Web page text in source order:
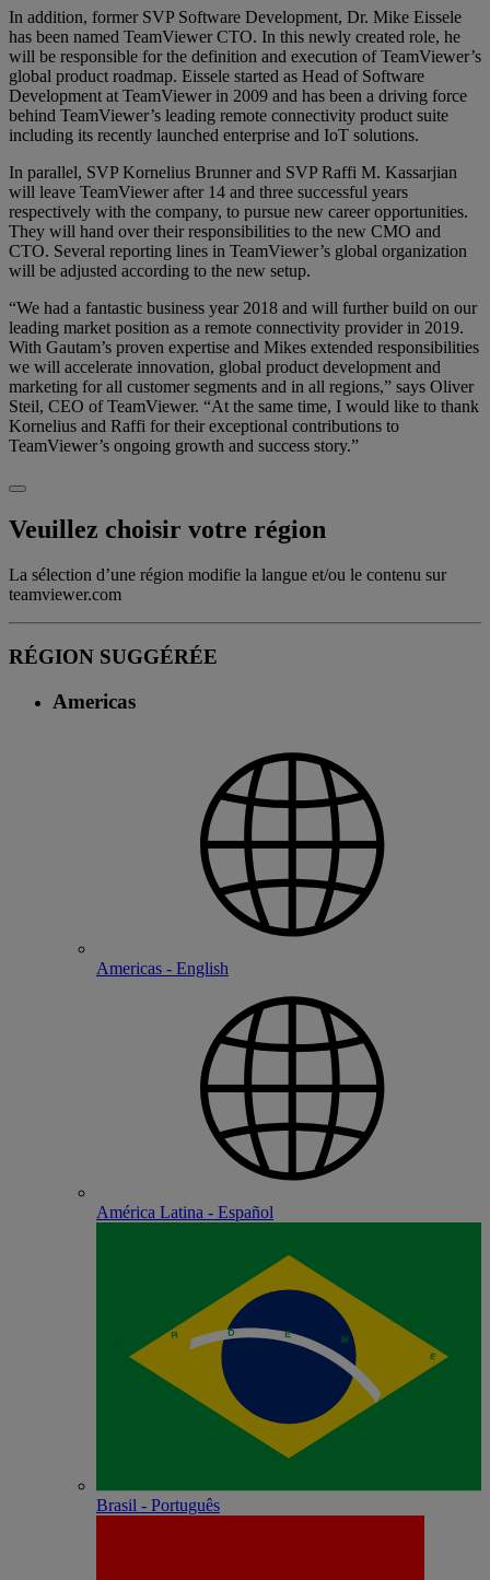
In addition, former SVP Software Development, Dr. Mike Eissele
has been named TeamViewer CTO. In this newly created role, he
will be responsible for the definition and execution of TeamViewer’s
global product roadmap. Eissele started as Head of Software
Development at TeamViewer in 2009 and has been a driving force
behind TeamViewer’s leading remote connectivity product suite
including its recently launched enterprise and IoT solutions.
In parallel, SVP Kornelius Brunner and SVP Raffi M. Kassarjian
will leave TeamViewer after 14 and three successful years
respectively with the company, to pursue new career opportunities.
They will hand over their responsibilities to the new CMO and
CTO. Several reporting lines in TeamViewer’s global organization
will be adjusted according to the new setup.
“We had a fantastic business year 2018 and will further build on our
leading market position as a remote connectivity provider in 2019.
With Gautam’s proven expertise and Mikes extended responsibilities
we will accelerate innovation, global product development and
marketing for all customer segments and in all regions,” says Oliver
Steil, CEO of TeamViewer. “At the same time, I would like to thank
Kornelius and Raffi for their exceptional contributions to
TeamViewer’s ongoing growth and success story.”
Veuillez choisir votre région
La sélection d’une région modifie la langue et/ou le contenu sur
teamviewer.com
RÉGION SUGGÉRÉE
Americas
Americas - English
América Latina - Español
Brasil - Português